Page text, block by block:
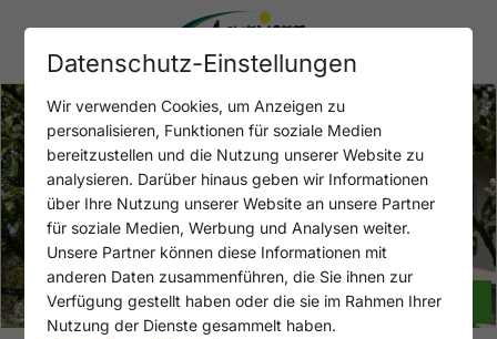
Open Bild 1
+ 2 BILDER
Datenschutz-Einstellungen
Wir verwenden Cookies, um Anzeigen zu
personalisieren, Funktionen für soziale Medien
bereitzustellen und die Nutzung unserer Website zu
analysieren. Darüber hinaus geben wir Informationen
über Ihre Nutzung unserer Website an unsere Partner
für soziale Medien, Werbung und Analysen weiter.
Unsere Partner können diese Informationen mit
anderen Daten zusammenführen, die Sie ihnen zur
Verfügung gestellt haben oder die sie im Rahmen Ihrer
Nutzung der Dienste gesammelt haben.